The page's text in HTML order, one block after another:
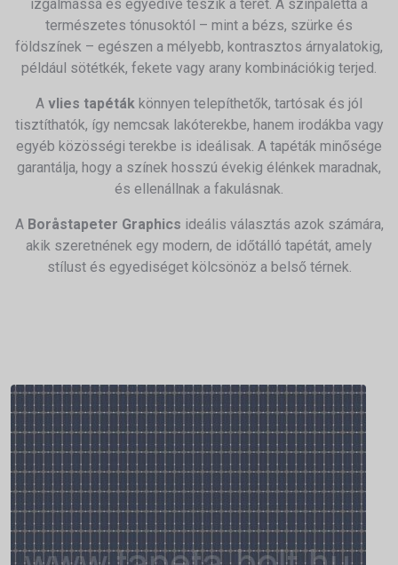
izgalmassá és egyedivé teszik a teret. A színpaletta a
természetes tónusoktól – mint a bézs, szürke és
földszínek – egészen a mélyebb, kontrasztos árnyalatokig,
például sötétkék, fekete vagy arany kombinációkig terjed.
A vlies tapéták könnyen telepíthetők, tartósak és jól
tisztíthatók, így nemcsak lakóterekbe, hanem irodákba vagy
egyéb közösségi terekbe is ideálisak. A tapéták minősége
garantálja, hogy a színek hosszú évekig élénkek maradnak,
és ellenállnak a fakulásnak.
A Boråstapeter Graphics ideális választás azok számára,
akik szeretnének egy modern, de időtálló tapétát, amely
stílust és egyediséget kölcsönöz a belső térnek.